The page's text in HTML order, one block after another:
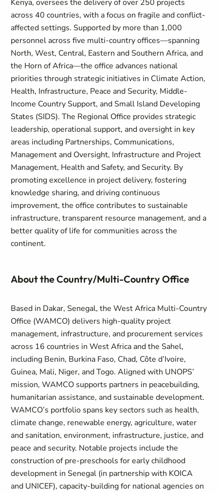
Kenya, oversees the delivery of over 250 projects
across 40 countries, with a focus on fragile and conflict-
affected settings. Supported by more than 1,000
personnel across five multi-country offices—spanning
North, West, Central, Eastern and Southern Africa, and
the Horn of Africa—the office advances national
priorities through strategic initiatives in Climate Action,
Health, Infrastructure, Peace and Security, Middle-
Income Country Support, and Small Island Developing
States (SIDS). The Regional Office provides strategic
leadership, operational support, and oversight in key
areas including Partnerships, Communications,
Management and Oversight, Infrastructure and Project
Management, Health and Safety, and Security. By
promoting excellence in project delivery, fostering
knowledge sharing, and driving continuous
improvement, the office contributes to sustainable
infrastructure, transparent resource management, and a
better quality of life for communities across the
continent.
About the Country/Multi-Country Office
Based in Dakar, Senegal, the West Africa Multi-Country
Office (WAMCO) delivers high-quality project
management, infrastructure, and procurement services
across 16 countries in West Africa and the Sahel,
including Benin, Burkina Faso, Chad, Côte d’Ivoire,
Guinea, Mali, Niger, and Togo. Aligned with UNOPS’
mission, WAMCO supports partners in peacebuilding,
humanitarian assistance, and sustainable development.
WAMCO’s portfolio spans key sectors such as health,
climate change, renewable energy, agriculture, water
and sanitation, environment, infrastructure, justice, and
peace and security. Notable projects include the
construction of pre-preschools for early childhood
development in Senegal (in partnership with KOICA
and UNICEF), capacity-building for national agencies on